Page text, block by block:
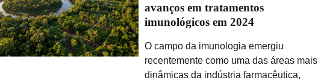
avanços em tratamentos
imunológicos em 2024
O campo da imunologia emergiu
recentemente como uma das áreas mais
dinâmicas da indústria farmacêutica,